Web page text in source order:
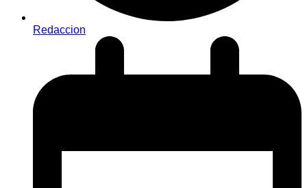
Redaccion